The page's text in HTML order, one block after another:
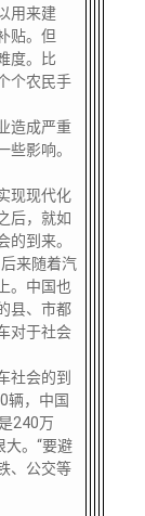
用来建
贴。但
度。比
个农民手
造成严重
影响。
现现代化
后，就如
的到来。
来随着汽
。中国也
县、市都
对于社会
社会的到
辆，中国
240万
。“要避
、公交等